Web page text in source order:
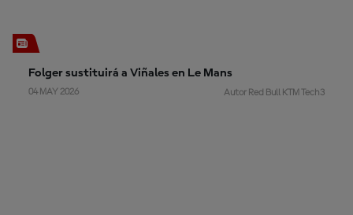
Folger sustituirá a Viñales en Le Mans
04 MAY 2026 Autor Red Bull KTM Tech3